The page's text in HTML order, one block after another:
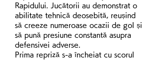
Rapidului. Jucătorii au demonstrat o
abilitate tehnică deosebită, reușind
să creeze numeroase ocazii de gol și
să pună presiune constantă asupra
defensivei adverse.
Prima repriză s-a încheiat cu scorul